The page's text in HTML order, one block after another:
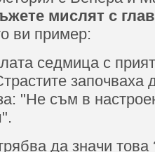
мислят с
ви пример:
седмица с
започваха
"Не съм в
да значи това